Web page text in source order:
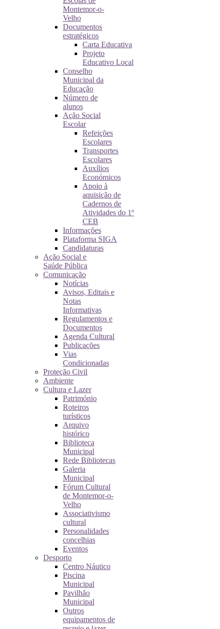
Montemor-o-
Velho
Documentos
estratégicos
Carta Educativa
Projeto
Educativo Local
Conselho
Municipal da
Educação
Número de
alunos
Ação Social
Escolar
Refeições
Escolares
Transportes
Escolares
Auxílios
Económicos
Apoio à
aquisição de
Cadernos de
Atividades do 1º
CEB
Informações
Plataforma SIGA
Candidaturas
Ação Social e
Saúde Pública
Comunicação
Notícias
Avisos, Editais e
Notas
Informativas
Regulamentos e
Documentos
Agenda Cultural
Publicações
Vias
Condicionadas
Proteção Civil
Ambiente
Cultura e Lazer
Património
Roteiros
turísticos
Arquivo
histórico
Biblioteca
Municipal
Rede Bibliotecas
Galeria
Municipal
Fórum Cultural
de Montemor-o-
Velho
Associativismo
cultural
Personalidades
concelhias
Eventos
Desporto
Centro Náutico
Piscina
Municipal
Pavilhão
Municipal
Outros
equipamentos de